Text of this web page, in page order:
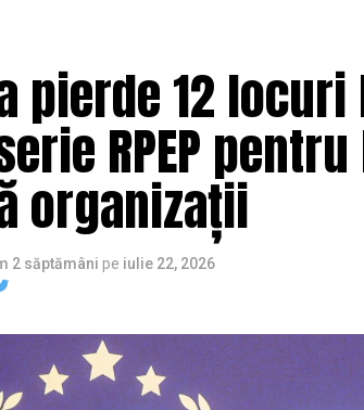
pierde 12
RPEP
organizații
2 săptămâni pe iulie 22, 2026